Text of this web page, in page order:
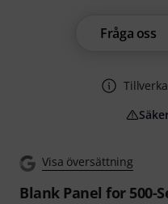
Visa översättning
Blank Panel for 500-
Fråga oss